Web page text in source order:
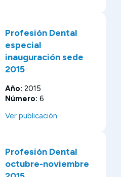
Profesión Dental
especial
inauguración sede
2015
Año: 2015
Número: 6
Ver publicación
Profesión Dental
octubre-noviembre